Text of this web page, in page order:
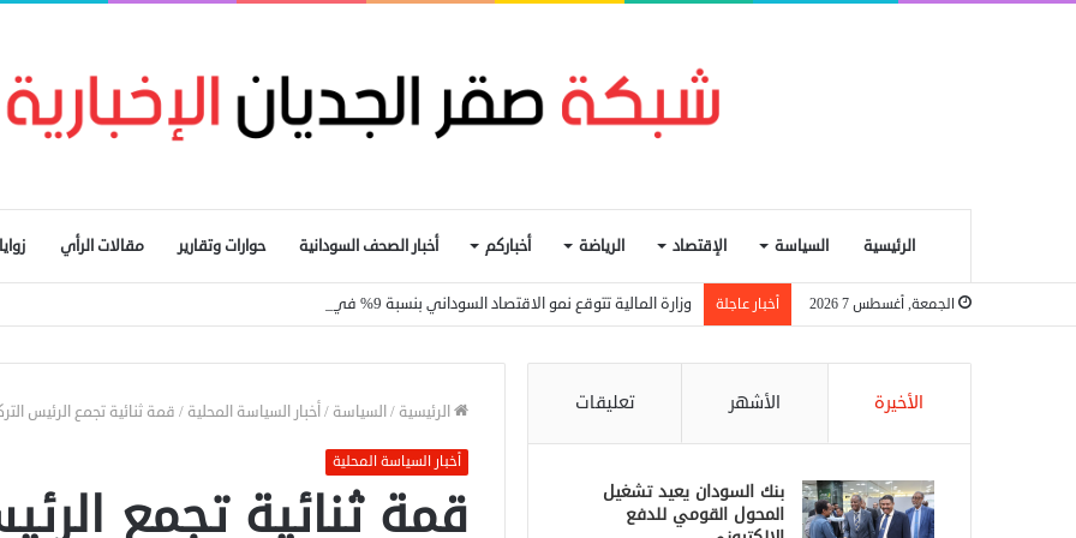
الرئيسية السياسة الإقتصاد الرياضة أخباركم أخبار الصحف السودانية حوارات وتقارير مقالات الرأي
الجمعة, أغسطس 7 2026 أخبار عاجلة وزارة المالية تتوقع نمو الاقتصاد السوداني بنسبة 9% في 2026 واستمرار تراجع التضخم
الرئيسية /السياسة /أخبار السياسة المحلية / قمة ثنائية تجمع الرئيس
أخبار السياسة المحلية
قمة ثنائية تجمع
الأخيرة الأشهر تعليقات
بنك السودان يعيد تشغيل
المحول القومي للدفع